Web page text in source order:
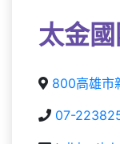
太金
800高雄市
07-